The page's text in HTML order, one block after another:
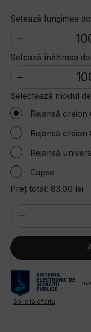
Setează lungimea
Setează înălțimea
Selectează modul
Rejansă creion
Rejansă creion
Rejansă
Capse
Preț total: 83.00 lei
Cantitate
catifea
culoare
verde
Solicită ofertă